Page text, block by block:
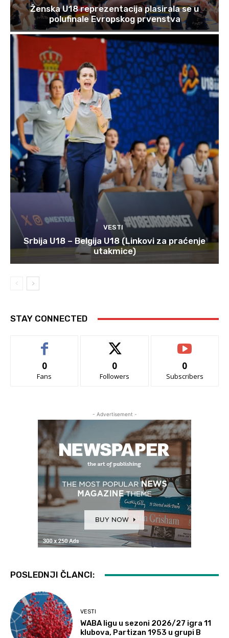
Ženska U18 reprezentacija plasirala se u
polufinale Evropskog prvenstva
VESTI
Srbija U18 – Belgija U18 (Linkovi za praćenje
utakmice)
STAY CONNECTED
0
Fans
0
Followers
0
Subscribers
- Advertisement -
POSLEDNJI ČLANCI:
VESTI
WABA ligu u sezoni 2026/27 igra 11
klubova, Partizan 1953 u grupi B